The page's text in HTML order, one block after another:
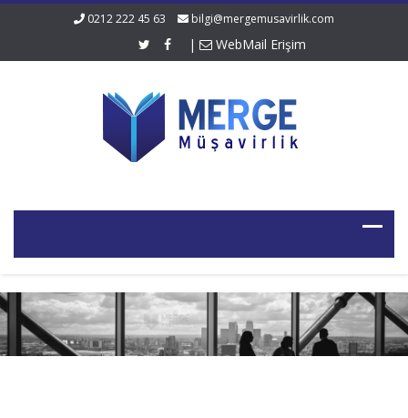
0212 222 45 63 bilgi@mergemusavirlik.com
| WebMail Erişim